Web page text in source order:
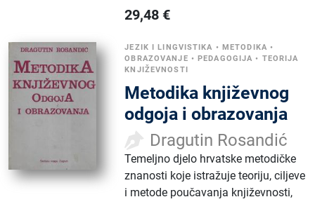
29,48 €
JEZIK I LINGVISTIKA • METODIKA •
OBRAZOVANJE •PEDAGOGIJA • TEORIJA
KNJIŽEVNOSTI
Metodika književnog
odgoja i obrazovanja
Dragutin Rosandić
Temeljno djelo hrvatske metodičke
znanosti koje istražuje teoriju, ciljeve
i metode poučavanja književnosti,